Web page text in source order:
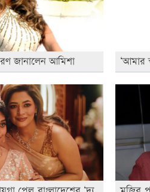
জানালেন আমিশা ‘আমার